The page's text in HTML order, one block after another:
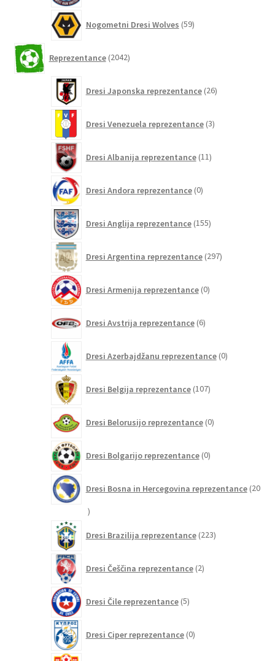
Nogometni Dresi Wolves 59izdelkov
Reprezentance 2042izdelkov
Dresi Japonska reprezentance 26izdelkov
Dresi Venezuela reprezentance 3izdelki
Dresi Albanija reprezentance 11izdelkov
Dresi Andora reprezentance 0izdelkov
Dresi Anglija reprezentance 155izdelkov
Dresi Argentina reprezentance 297izdelkov
Dresi Armenija reprezentance 0izdelkov
Dresi Avstrija reprezentance 6izdelkov
Dresi Azerbajdžanu reprezentance 0izdelkov
Dresi Belgija reprezentance 107izdelkov
Dresi Belorusijo reprezentance 0izdelkov
Dresi Bolgarijo reprezentance 0izdelkov
Dresi Bosna in Hercegovina reprezentance 20
20
Dresi Brazilija reprezentance 223izdelkov
Dresi Češčina reprezentance 2izdelka
Dresi Čile reprezentance 5izdelkov
Dresi Ciper reprezentance 0izdelkov